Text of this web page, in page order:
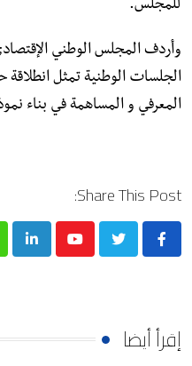
للمجلس.
وأردف المجلس الوطني
الجلسات الوطنية تمثل
المعرفي و المساهمة في بناء
Share This Post:
Youtube
إقرأ أيضا